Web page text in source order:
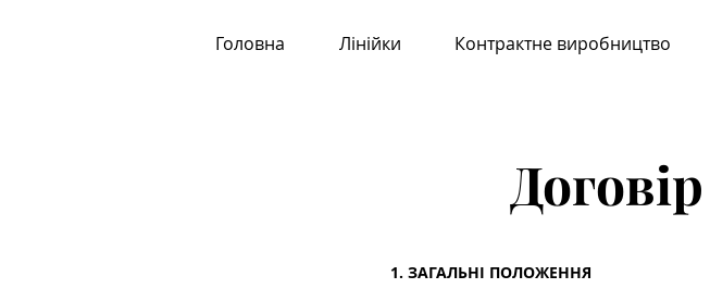
Головна Лінійки Контрактне виробництво
1. ЗАГАЛЬНІ ПОЛОЖЕННЯ